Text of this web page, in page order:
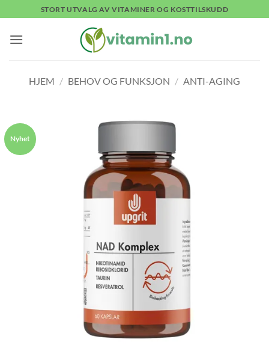
to
content
STORT UTVALG AV VITAMINER OG KOSTTILSKUDD
HJEM / BEHOV OG FUNKSJON / ANTI-AGING